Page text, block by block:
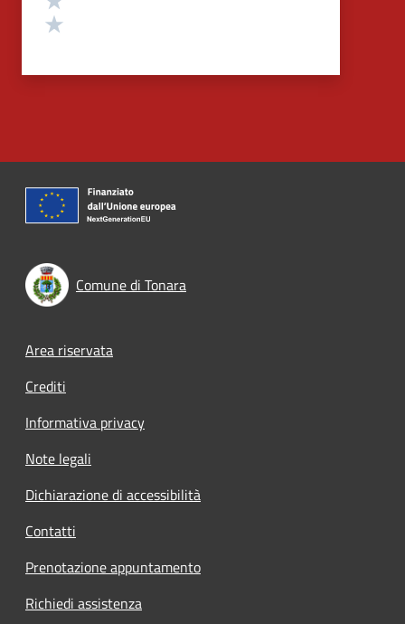
Comune di Tonara
Footer menu
Area riservata
Crediti
Informativa privacy
Note legali
Dichiarazione di accessibilità
Contatti
Prenotazione appuntamento
Richiedi assistenza